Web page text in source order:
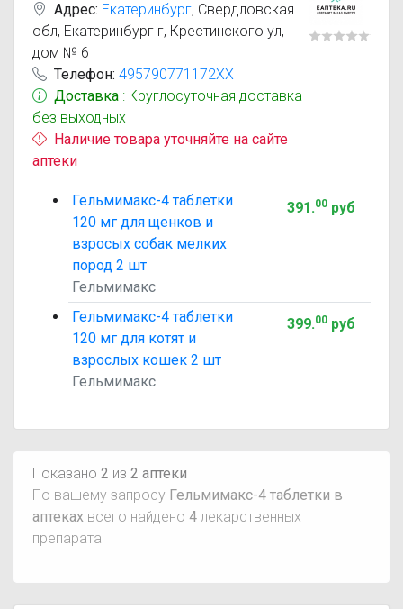
Адрес: Екатеринбург, Свердловская
обл, Екатеринбург г, Крестинского ул,
дом № 6
Телефон: 495790771172XX
Доставка : Круглосуточная доставка
без выходных
Наличие товара уточняйте на сайте
аптеки
Гельмимакс-4 таблетки
120 мг для щенков и
взросых собак мелких
пород 2 шт
Гельмимакс
391.00руб
Гельмимакс-4 таблетки
120 мг для котят и
взрослых кошек 2 шт
Гельмимакс
399.00руб
Показано 2 из 2 аптеки
По вашему запросу Гельмимакс-4 таблетки в
аптеках всего найдено 4 лекарственных
препарата